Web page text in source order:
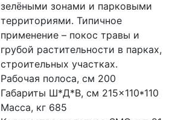
зелёными зонами и парковыми
территориями. Типичное
применение – покос травы и
грубой растительности в парках,
строительных участках.
Рабочая полоса, см 200
Габариты Ш*Д*В, см 215×110*110
Масса, кг 685